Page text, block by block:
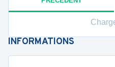
INFORMATIONS